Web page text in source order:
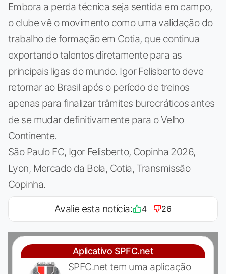
Embora a perda técnica seja sentida em campo,
o clube vê o movimento como uma validação do
trabalho de formação em Cotia, que continua
exportando talentos diretamente para as
principais ligas do mundo. Igor Felisberto deve
retornar ao Brasil após o período de treinos
apenas para finalizar trâmites burocráticos antes
de se mudar definitivamente para o Velho
Continente.
São Paulo FC, Igor Felisberto, Copinha 2026,
Lyon, Mercado da Bola, Cotia, Transmissão
Copinha.
Avalie esta notícia: 4 26
Aplicativo SPFC.net
SPFC.net tem uma aplicação